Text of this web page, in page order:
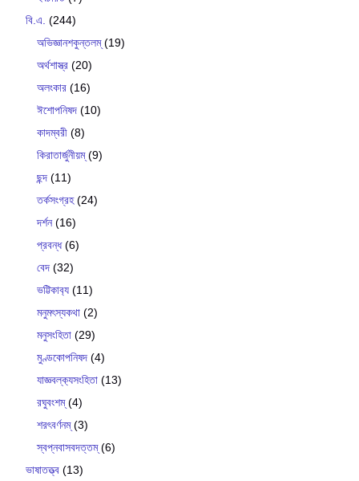
বি.এ. (244)
অভিজ্ঞানশকুন্তলম্(19)
অর্থশাস্ত্র (20)
অলংকার (16)
ঈশোপনিষদ (10)
কাদম্বরী (8)
কিরাতার্জুনীয়ম্(9)
ছন্দ (11)
তর্কসংগ্রহ(24)
দর্শন(16)
প্রবন্ধ(6)
বেদ (32)
ভট্টিকাব‍্য (11)
মনুমৎস্যকথা (2)
মনুসংহিতা (29)
মুণ্ডকোপনিষদ (4)
যাজ্ঞবল্ক‍্যসংহিতা (13)
রঘুবংশম্(4)
শরৎবর্ণনম্(3)
স্বপ্নবাসবদত্তম্(6)
ভাষাতত্ত্ব (13)